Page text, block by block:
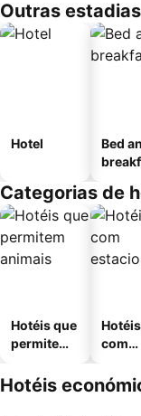
Outras
Hotel
Bed
Categorias de
Hotéis que
permitem
Hotéis
com
mento
Hotéis